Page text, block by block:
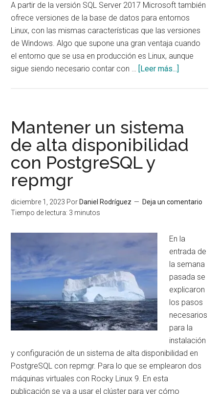
A partir de la versión SQL Server 2017 Microsoft también
ofrece versiones de la base de datos para entornos
Linux, con las mismas características que las versiones
de Windows. Algo que supone una gran ventaja cuando
el entorno que se usa en producción es Linux, aunque
sigue siendo necesario contar con … [Leer más...]
en
Rocky
Mantener un sistema
de alta disponibilidad
con PostgreSQL y
repmgr
diciembre 1, 2023 Por Daniel Rodríguez
Deja un comentario
Tiempo de lectura: 3 minutos
En la
entrada de
la semana
pasada se
explicaron
los pasos
necesarios
para la
instalación
y configuración de un sistema de alta disponibilidad en
PostgreSQL con repmgr. Para lo que se emplearon dos
máquinas virtuales con Rocky Linux 9. En esta
publicación se va a usar el clúster para ver cómo